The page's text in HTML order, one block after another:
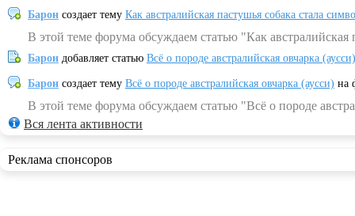
Барон создает тему Как австралийская пастушья собака стала
В этой теме форума обсуждаем статью "Как
Барон добавляет статью Всё о породе австралийская овчарка (аусси)
Барон создает тему Всё о породе австралийская овчарка (аусси) на
В этой теме форума обсуждаем статью "Всё о породе
Вся лента активности
Реклама спонсоров